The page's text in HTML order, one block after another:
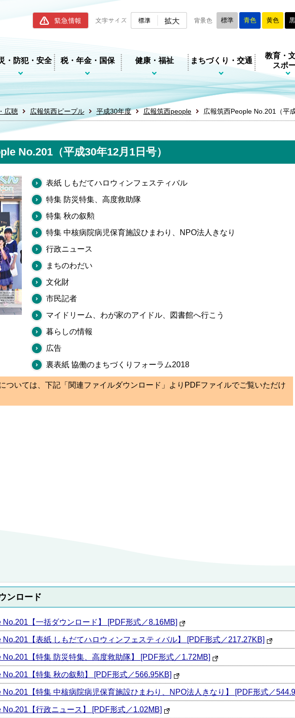
筑西市ホームページ
緊急情報 文字サイズ 標準 拡大 背景色 標準 青色 黄色
・防犯・安全 税・年金・国保 健康・福祉 まちづくり・交通
教育・
スポ
広聴 広報筑西ピープル 平成30年度 広報筑西people 広報筑西People No.201（平
No.201（平成30年12月1日号）
表紙 しもだてハロウィンフェスティバル
特集 防災特集、高度救助隊
特集 秋の叙勲
特集 中核病院病児保育施設ひまわり、NPO法人きなり
行政ニュース
まちのわだい
文化財
市民記者
マイドリーム、わが家のアイドル、図書館へ行こう
暮らしの情報
広告
裏表紙 協働のまちづくりフォーラム2018
ついては、下記「関連ファイルダウンロード」よりPDFファイルでご覧いただけ
ンロード
No.201【一括ダウンロード】 [PDF形式／8.16MB]
No.201【表紙 しもだてハロウィンフェスティバル】 [PDF形式／217.27KB]
No.201【特集 防災特集、高度救助隊】 [PDF形式／1.72MB]
No.201【特集 秋の叙勲】 [PDF形式／566.95KB]
No.201【特集 中核病院病児保育施設ひまわり、NPO法人きなり】 [PDF形式／
No.201【行政ニュース】 [PDF形式／1.02MB]